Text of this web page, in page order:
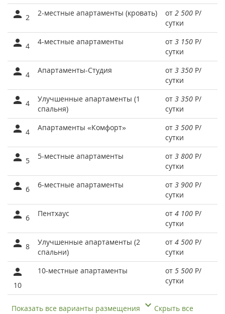
2 2-местные апартаменты (кровать) от 2 500 Р/
сутки
4 4-местные апартаменты от 3 150 Р/
сутки
4 Апартаменты-Студия от 3 350 Р/
сутки
4
Улучшенные апартаменты (1
спальня)
от 3 350 Р/
сутки
4 Апартаменты «Комфорт» от 3 500 Р/
сутки
5 5-местные апартаменты от 3 800 Р/
сутки
6 6-местные апартаменты от 3 900 Р/
сутки
6 Пентхаус от 4 100 Р/
сутки
8
Улучшенные апартаменты (2
спальни)
от 4 500 Р/
сутки
10
10-местные апартаменты от 5 500 Р/
сутки
Показать все варианты размещения
Скрыть все